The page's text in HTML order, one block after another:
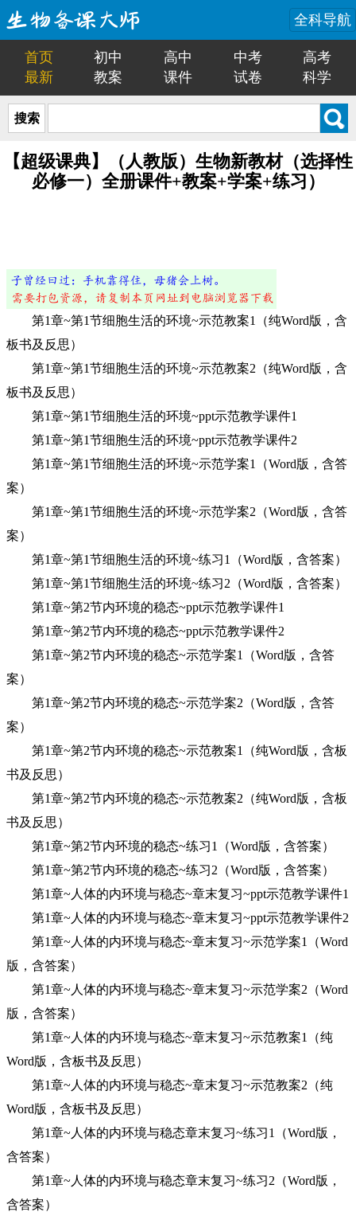
全科导航
首页 初中 高中 中考
高考
最新
教案 课件 试卷 科学
搜索
【超级课典】（人教版）生物新教材（选择性
必修一）全册课件+教案+学案+练习）
第1章~第1节细胞生活的环境~示范教案1（纯Word版，含
板书及反思）
第1章~第1节细胞生活的环境~示范教案2（纯Word版，含
板书及反思）
第1章~第1节细胞生活的环境~ppt示范教学课件1
第1章~第1节细胞生活的环境~ppt示范教学课件2
第1章~第1节细胞生活的环境~示范学案1（Word版，含答
案）
第1章~第1节细胞生活的环境~示范学案2（Word版，含答
案）
第1章~第1节细胞生活的环境~练习1（Word版，含答案）
第1章~第1节细胞生活的环境~练习2（Word版，含答案）
第1章~第2节内环境的稳态~ppt示范教学课件1
第1章~第2节内环境的稳态~ppt示范教学课件2
第1章~第2节内环境的稳态~示范学案1（Word版，含答
案）
第1章~第2节内环境的稳态~示范学案2（Word版，含答
案）
第1章~第2节内环境的稳态~示范教案1（纯Word版，含板
书及反思）
第1章~第2节内环境的稳态~示范教案2（纯Word版，含板
书及反思）
第1章~第2节内环境的稳态~练习1（Word版，含答案）
第1章~第2节内环境的稳态~练习2（Word版，含答案）
第1章~人体的内环境与稳态~章末复习~ppt示范教学课件1
第1章~人体的内环境与稳态~章末复习~ppt示范教学课件2
第1章~人体的内环境与稳态~章末复习~示范学案1（Word
版，含答案）
第1章~人体的内环境与稳态~章末复习~示范学案2（Word
版，含答案）
第1章~人体的内环境与稳态~章末复习~示范教案1（纯
Word版，含板书及反思）
第1章~人体的内环境与稳态~章末复习~示范教案2（纯
Word版，含板书及反思）
第1章~人体的内环境与稳态章末复习~练习1（Word版，
含答案）
第1章~人体的内环境与稳态章末复习~练习2（Word版，
含答案）